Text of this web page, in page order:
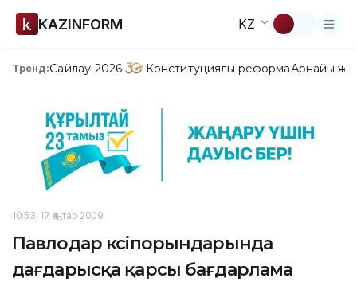
KAZINFORM KZ
Тренд:Сайлау-2026 Конституциялық реформаАрнайы
10:53, 17 Қаңтар 2009
Павлодар кәсіпорындарында
дағдарысқа қарсы бағдарлама